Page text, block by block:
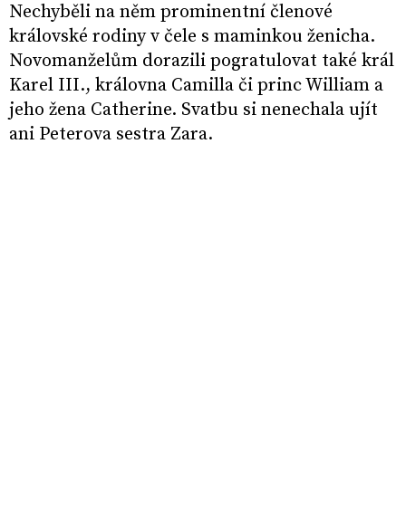
Nechyběli na něm prominentní členové
královské rodiny v čele s maminkou ženicha.
Novomanželům dorazili pogratulovat také král
Karel III., královna Camilla či princ William a
jeho žena Catherine. Svatbu si nenechala ujít
ani Peterova sestra Zara.